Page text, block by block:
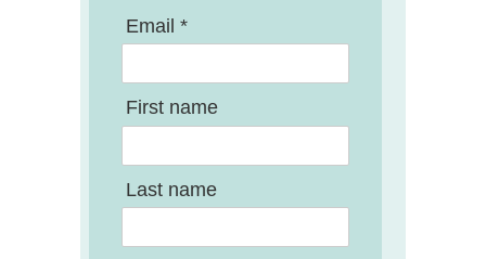
Email *
First name
Last name